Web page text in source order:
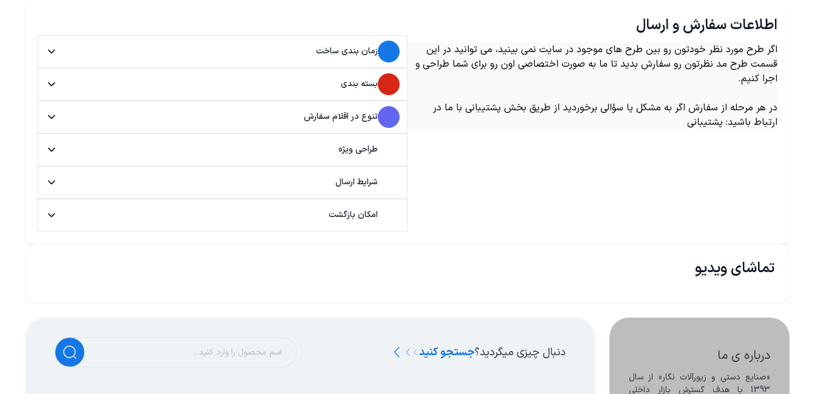
اطلاعات سفارش و ارسال
اگر طرح مورد نظر خودتون رو بین طرح های موجود در سایت نمی بینید، می توانید در این
قسمت طرح مد نظرتون رو سفارش بدید تا ما به صورت اختصاصی اون رو برای شما طراحی و
اجرا کنیم.
در هر مرحله از سفارش اگر به مشکل یا سؤالی برخوردید از طریق بخش پشتیبانی با ما در
ارتباط باشید: پشتیبانی
زمان بندی ساخت
بسته بندی
تنوع در اقلام سفارش
طراحی ویژه
شرایط ارسال
امکان بازگشت
تماشای ویدیو
درباره ی ما دنبال چیزی میگردید؟جستجو کنید